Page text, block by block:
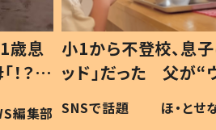
歳息
？」
編集部
小1から不登校、息子
ッド」だった 父が“
作り続ける理由と
#令和の子
SNSで話題 ほ・と